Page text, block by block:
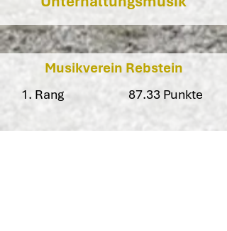
Musikverein Rebstein
1. Rang 87.33 Punkte